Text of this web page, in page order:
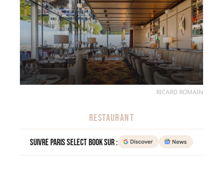
RICARD ROMAIN
RESTAURANT
Suivre Paris Select Book sur :